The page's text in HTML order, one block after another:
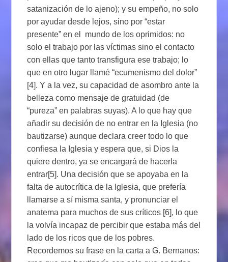
satanización de lo ajeno); y su empeño, no solo
por ayudar desde lejos, sino por “estar
presente” en el mundo de los oprimidos: no
solo el trabajo por las víctimas sino el contacto
con ellas que tanto transfigura ese trabajo; lo
que en otro lugar llamé “ecumenismo del dolor”
[4]. Y a la vez, su capacidad de asombro ante la
belleza como mensaje de gratuidad (de
“pureza” en palabras suyas). A lo que hay que
añadir su decisión de no entrar en la Iglesia (no
bautizarse) aunque declara creer todo lo que
confiesa la Iglesia y espera que, si Dios la
quiere dentro, ya se encargará de hacerla
entrar[5]. Una decisión que se apoyaba en la
falta de autocrítica de la Iglesia, que prefería
llamarse a sí misma santa, y pronunciar el
anatema para muchos de sus críticos [6], lo que
la volvía incapaz de percibir que estaba más del
lado de los ricos que de los pobres.
Recordemos su frase en la carta a G. Bernanos: